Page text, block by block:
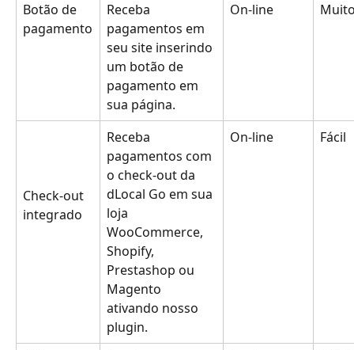
Botão de
pagamento
Receba
pagamentos em
seu site inserindo
um botão de
pagamento em
sua página.
On-line
Check-out
integrado
Receba
pagamentos com
o check-out da
dLocal Go em sua
loja
WooCommerce,
Shopify,
Prestashop ou
Magento
ativando nosso
plugin.
On-line Fácil